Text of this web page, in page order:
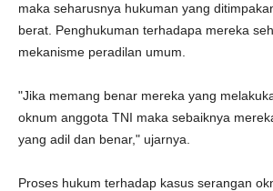
maka seharusnya hukuman yang
berat. Penghukuman terhadapa mereka
mekanisme peradilan umum.
"Jika memang benar mereka yang
oknum anggota TNI maka sebaiknya
yang adil dan benar," ujarnya.
Proses hukum terhadap kasus serangan